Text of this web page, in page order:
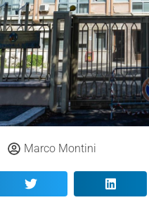
Marco Montini